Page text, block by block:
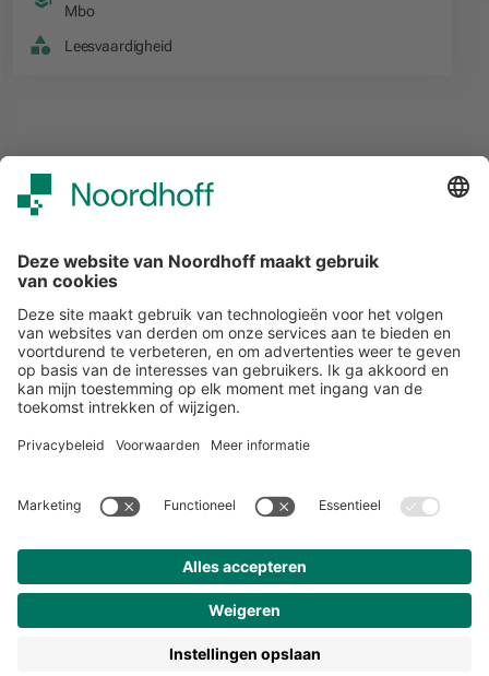
Mbo
Leesvaardigheid
START
Meer over Noordhoff
Contact
Volg ons